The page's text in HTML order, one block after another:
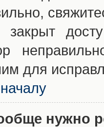
для
нужно